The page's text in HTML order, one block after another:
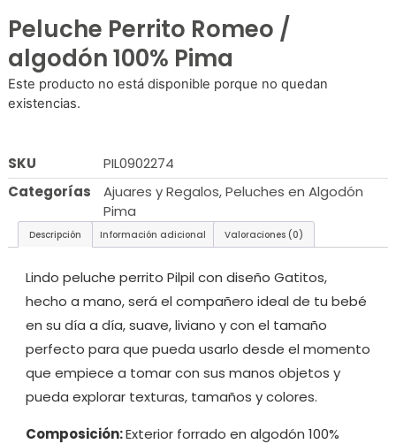
Peluche Perrito Romeo /
algodón 100% Pima
Este producto no está disponible porque no quedan
existencias.
SKU
PIL0902274
Categorías
Ajuares y Regalos,Peluches en Algodón
Pima
Descripción Información adicional Valoraciones (0)
Lindo peluche perrito Pilpil con diseño Gatitos,
hecho a mano, será el compañero ideal de tu bebé
en su día a día, suave, liviano y con el tamaño
perfecto para que pueda usarlo desde el momento
que empiece a tomar con sus manos objetos y
pueda explorar texturas, tamaños y colores.
Composición:Exterior forrado en algodón 100%